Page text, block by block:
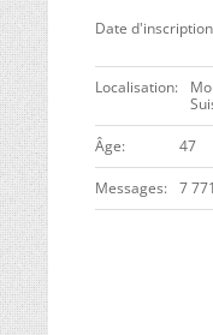
Date d'inscription
Localisation
ge 47
Messages 7 771